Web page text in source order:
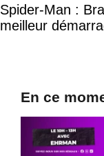
Spider-Man :
meilleur
En ce